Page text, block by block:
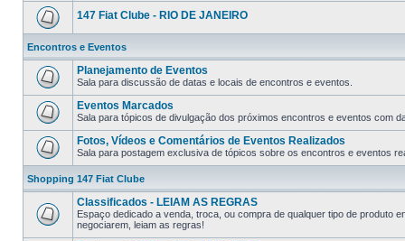
147 Fiat Clube - RIO DE JANEIRO
Encontros e Eventos
Planejamento de Eventos
Sala para discussão de datas e locais de encontros e eventos.
Eventos Marcados
Sala para tópicos de divulgação dos próximos encontros e eventos com
Fotos, Vídeos e Comentários de Eventos Realizados
Sala para postagem exclusiva de tópicos sobre os encontros e eventos
Shopping 147 Fiat Clube
Classificados - LEIAM AS REGRAS
Espaço dedicado a venda, troca, ou compra de qualquer tipo de produto
negociarem, leiam as regras!